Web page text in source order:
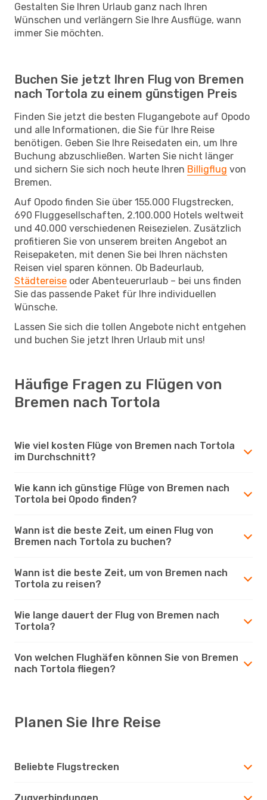
Gestalten Sie Ihren Urlaub ganz nach Ihren
Wünschen und verlängern Sie Ihre Ausflüge, wann
immer Sie möchten.
Buchen Sie jetzt Ihren Flug von Bremen
nach Tortola zu einem günstigen Preis
Finden Sie jetzt die besten Flugangebote auf Opodo
und alle Informationen, die Sie für Ihre Reise
benötigen. Geben Sie Ihre Reisedaten ein, um Ihre
Buchung abzuschließen. Warten Sie nicht länger
und sichern Sie sich noch heute Ihren Billigflug von
Bremen.
Auf Opodo finden Sie über 155.000 Flugstrecken,
690 Fluggesellschaften, 2.100.000 Hotels weltweit
und 40.000 verschiedenen Reisezielen. Zusätzlich
profitieren Sie von unserem breiten Angebot an
Reisepaketen, mit denen Sie bei Ihren nächsten
Reisen viel sparen können. Ob Badeurlaub,
Städtereise oder Abenteuerurlaub – bei uns finden
Sie das passende Paket für Ihre individuellen
Wünsche.
Lassen Sie sich die tollen Angebote nicht entgehen
und buchen Sie jetzt Ihren Urlaub mit uns!
Häufige Fragen zu Flügen von
Bremen nach Tortola
Wie viel kosten Flüge von Bremen nach Tortola
im Durchschnitt?
Wie kann ich günstige Flüge von Bremen nach
Tortola bei Opodo finden?
Wann ist die beste Zeit, um einen Flug von
Bremen nach Tortola zu buchen?
Wann ist die beste Zeit, um von Bremen nach
Tortola zu reisen?
Wie lange dauert der Flug von Bremen nach
Tortola?
Von welchen Flughäfen können Sie von Bremen
nach Tortola fliegen?
Planen Sie Ihre Reise
Beliebte Flugstrecken